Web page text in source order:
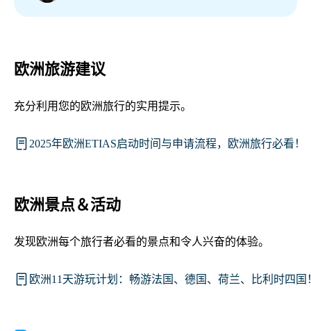
欧洲旅游建议
充分利用您的欧洲旅行的实用提示。
2025年欧洲ETIAS启动时间与申请流程，欧洲旅行必看！
欧洲景点＆活动
发现欧洲每个旅行者必看的景点和令人兴奋的体验。
欧洲11天游玩计划：畅游法国、德国、荷兰、比利时四国